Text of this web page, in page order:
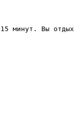
минут. Вы